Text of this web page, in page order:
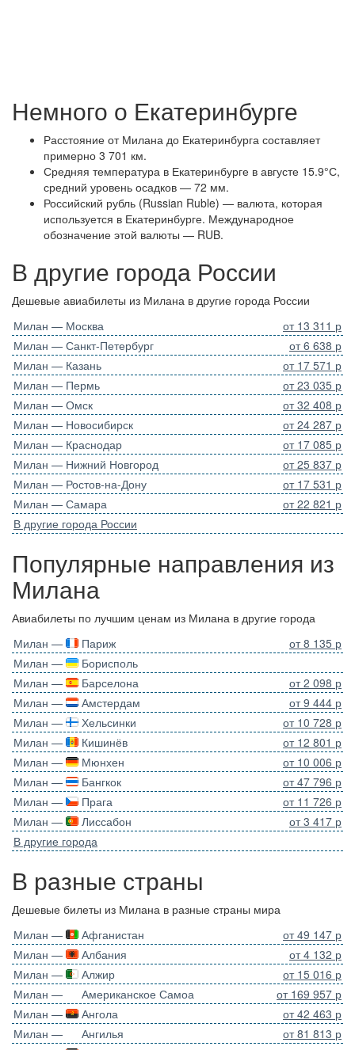
Немного о Екатеринбурге
Расстояние от Милана до Екатеринбурга составляет
примерно 3 701 км.
Средняя температура в Екатеринбурге в августе 15.9°С,
средний уровень осадков — 72 мм.
Российский рубль (Russian Ruble) — валюта, которая
используется в Екатеринбурге. Международное
обозначение этой валюты — RUB.
В другие города России
Дешевые авиабилеты из Милана в другие города России
Милан — Москва
от 13 311 р
Милан — Санкт-Петербург
от 6 638 р
Милан — Казань
от 17 571 р
Милан — Пермь
от 23 035 р
Милан — Омск
от 32 408 р
Милан — Новосибирск
от 24 287 р
Милан — Краснодар
от 17 085 р
Милан — Нижний Новгород
от 25 837 р
Милан — Ростов-на-Дону
от 17 531 р
Милан — Самара
от 22 821 р
В другие города России
Популярные направления из
Милана
Авиабилеты по лучшим ценам из Милана в другие города
Милан —
Париж
от 8 135 р
Милан —
Борисполь
Милан —
Барселона
от 2 098 р
Милан —
Амстердам
от 9 444 р
Милан —
Хельсинки
от 10 728 р
Милан —
Кишинёв
от 12 801 р
Милан —
Мюнхен
от 10 006 р
Милан —
Бангкок
от 47 796 р
Милан —
Прага
от 11 726 р
Милан —
Лиссабон
от 3 417 р
В другие города
В разные страны
Дешевые билеты из Милана в разные страны мира
Милан —
Афганистан
от 49 147 р
Милан —
Албания
от 4 132 р
Милан —
Алжир
от 15 016 р
Милан —
Американское Самоа
от 169 957 р
Милан —
Ангола
от 42 463 р
Милан —
Ангилья
от 81 813 р